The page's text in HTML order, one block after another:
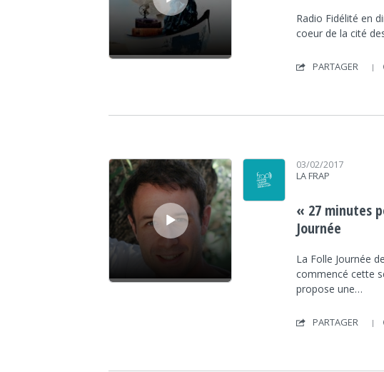
Radio Fidélité en
coeur de la cité
PARTAGER
Lecteur audio
03/02/2017
LA FRAP
« 27 minutes
Journée
La Folle Journée
commencé cette
propose une…
PARTAGER